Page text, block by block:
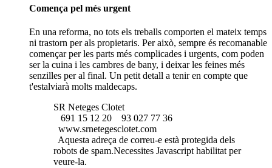
Comença pel més urgent
En una reforma, no tots els treballs comporten el mateix temps
ni trastorn per als propietaris. Per això, sempre és recomanable
començar per les parts més complicades i urgents, com poden
ser la cuina i les cambres de bany, i deixar les feines més
senzilles per al final. Un petit detall a tenir en compte que
t'estalviarà molts maldecaps.
SR Neteges Clotet
691 15 12 20
93 027 77 36
www.srnetegesclotet.com
Aquesta adreça de correu-e està protegida dels
robots de spam.Necessites Javascript habilitat per
veure-la.